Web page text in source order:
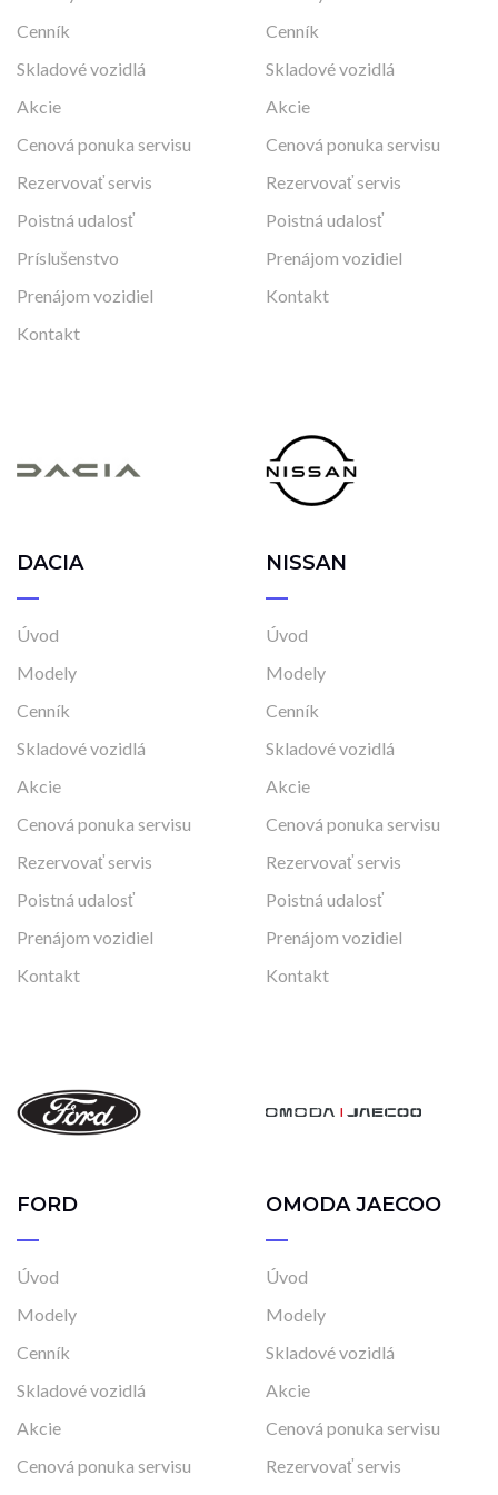
Cenník
Skladové vozidlá
Akcie
Cenová ponuka servisu
Rezervovať servis
Poistná udalosť
Príslušenstvo
Prenájom vozidiel
Kontakt
Cenník
Skladové vozidlá
Akcie
Cenová ponuka servisu
Rezervovať servis
Poistná udalosť
Prenájom vozidiel
Kontakt
DACIA
Úvod
Modely
Cenník
Skladové vozidlá
Akcie
Cenová ponuka servisu
Rezervovať servis
Poistná udalosť
Prenájom vozidiel
Kontakt
NISSAN
Úvod
Modely
Cenník
Skladové vozidlá
Akcie
Cenová ponuka servisu
Rezervovať servis
Poistná udalosť
Prenájom vozidiel
Kontakt
FORD
Úvod
Modely
Cenník
Skladové vozidlá
Akcie
Cenová ponuka servisu
OMODA JAECOO
Úvod
Modely
Skladové vozidlá
Akcie
Cenová ponuka servisu
Rezervovať servis